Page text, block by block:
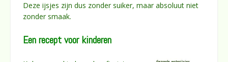
Deze ijsjes zijn dus zonder suiker, maar absoluut niet
zonder smaak.
Een recept voor kinderen